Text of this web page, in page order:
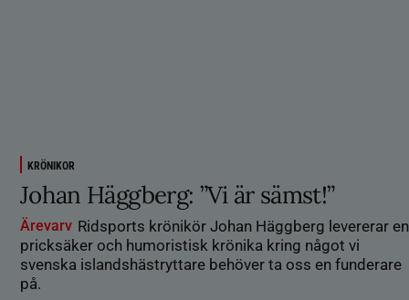
KRÖNIKOR
Johan Häggberg: ”Vi är sämst!”
Ärevarv Ridsports krönikör Johan Häggberg levererar en
pricksäker och humoristisk krönika kring något vi
svenska islandshästryttare behöver ta oss en funderare
på.